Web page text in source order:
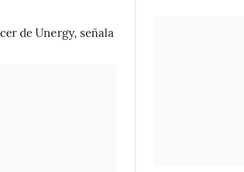
de Unergy, señala